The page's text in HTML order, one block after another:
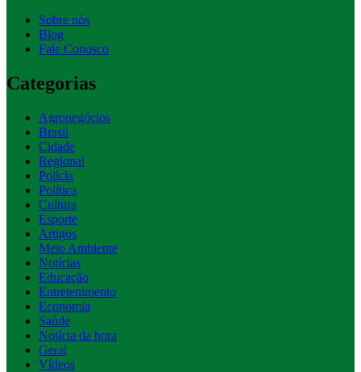
Sobre nós
Blog
Fale Conosco
Categorias
Agronegócios
Brasil
Cidade
Regional
Polícia
Política
Cultura
Esporte
Artigos
Meio Ambiente
Notícias
Educação
Entretenimento
Economia
Saúde
Notícia da hora
Geral
Vídeos